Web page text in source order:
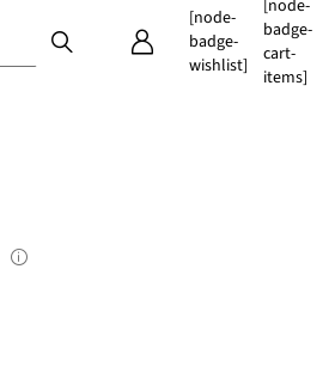
[node-
badge-
wishlist]
[node-
badge-
cart-
items]